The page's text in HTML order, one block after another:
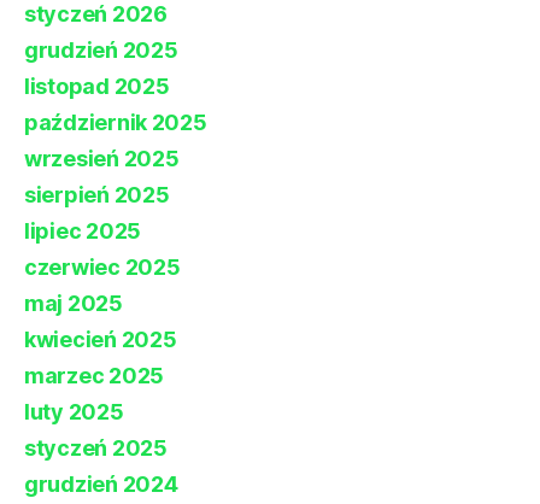
styczeń 2026
grudzień 2025
listopad 2025
październik 2025
wrzesień 2025
sierpień 2025
lipiec 2025
czerwiec 2025
maj 2025
kwiecień 2025
marzec 2025
luty 2025
styczeń 2025
grudzień 2024